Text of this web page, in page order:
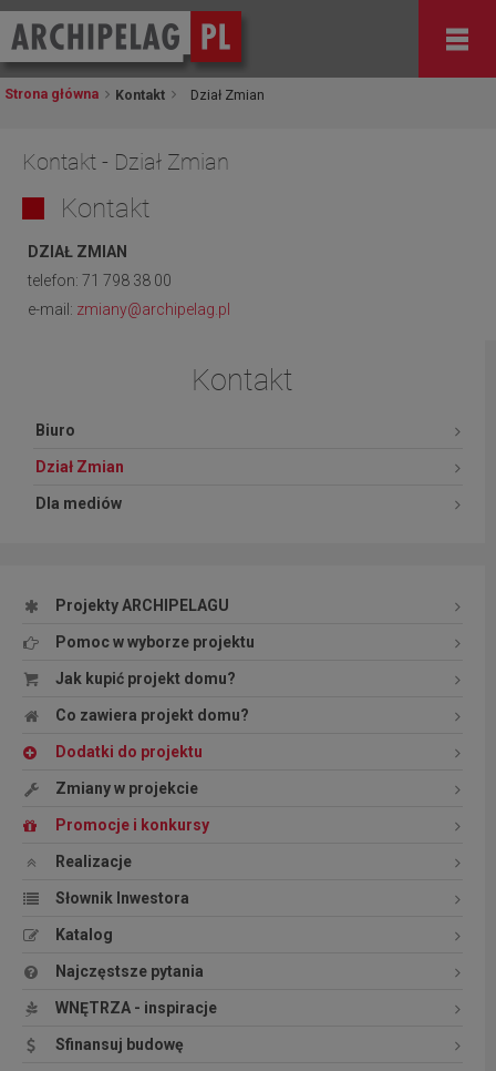
Strona główna Kontakt Dział Zmian
Kontakt - Dział Zmian
Kontakt
DZIAŁ ZMIAN
telefon: 71 798 38 00
e-mail: zmiany@archipelag.pl
Kontakt
Biuro
Dział Zmian
Dla mediów
Projekty ARCHIPELAGU
Pomoc w wyborze projektu
Jak kupić projekt domu?
Co zawiera projekt domu?
Dodatki do projektu
Zmiany w projekcie
Promocje i konkursy
Realizacje
Słownik Inwestora
Katalog
Najczęstsze pytania
WNĘTRZA - inspiracje
Sfinansuj budowę